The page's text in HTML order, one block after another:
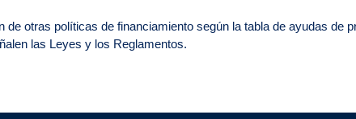
de otras políticas de financiamiento según la tabla de ayudas de
las Leyes y los Reglamentos.